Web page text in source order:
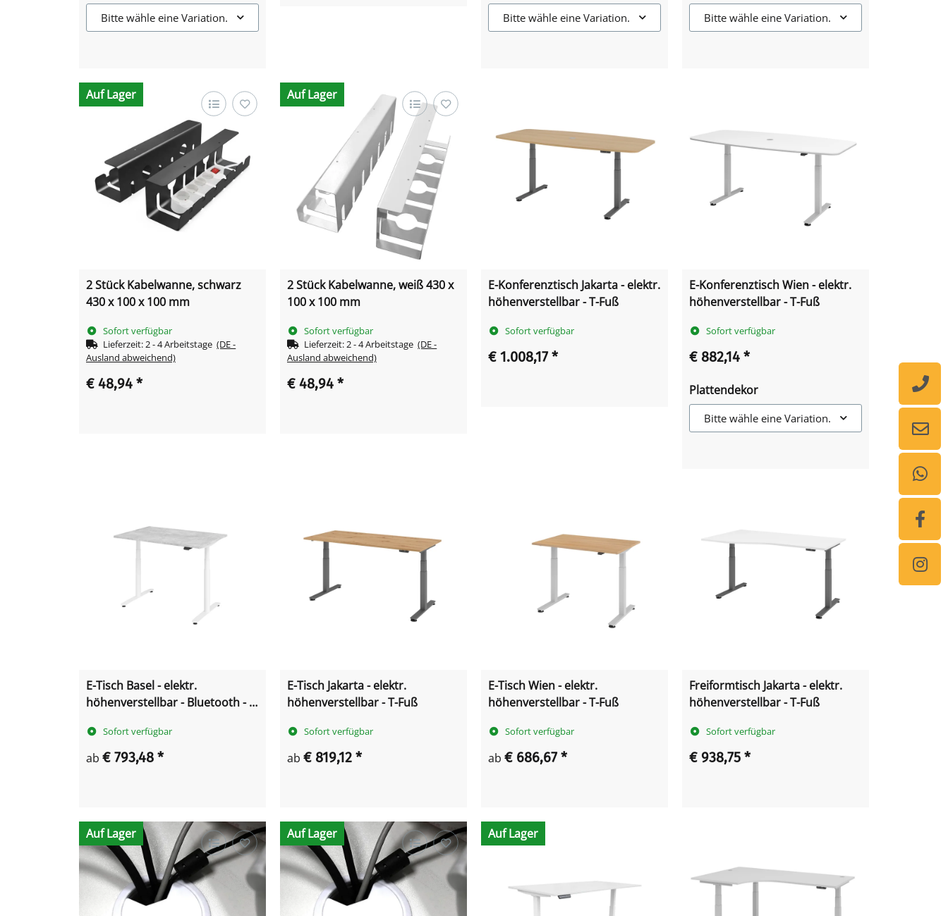
Bitte wähle eine Variation. Bitte wähle eine Variation. Bitte wähle eine Variation.
Auf Lager
2 Stück Kabelwanne, schwarz
430 x 100 x 100 mm
Sofort verfügbar
Lieferzeit: 2 - 4 Arbeitstage(DE -
Ausland abweichend)
€ 48,94 *
Auf Lager
2 Stück Kabelwanne, weiß 430 x
100 x 100 mm
Sofort verfügbar
Lieferzeit: 2 - 4 Arbeitstage(DE -
Ausland abweichend)
€ 48,94 *
E-Konferenztisch Jakarta - elektr.
höhenverstellbar - T-Fuß
Sofort verfügbar
€ 1.008,17 *
E-Konferenztisch Wien - elektr.
höhenverstellbar - T-Fuß
Sofort verfügbar
€ 882,14 *
Plattendekor
Bitte wähle eine Variation.
E-Tisch Basel - elektr.
höhenverstellbar - Bluetooth - T-
Sofort verfügbar
ab € 793,48 *
E-Tisch Jakarta - elektr.
höhenverstellbar - T-Fuß
Sofort verfügbar
ab € 819,12 *
E-Tisch Wien - elektr.
höhenverstellbar - T-Fuß
Sofort verfügbar
ab € 686,67 *
Freiformtisch Jakarta - elektr.
höhenverstellbar - T-Fuß
Sofort verfügbar
€ 938,75 *
Auf Lager Auf Lager Auf Lager